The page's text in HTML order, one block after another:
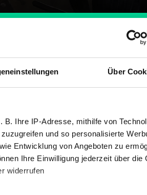
Über
Ihre IP-Adresse, mithilfe von
und so personalisierte
Entwicklung von Angeboten zu
Ihre Einwilligung jederzeit über die
widerrufen
Bitte über GOG.com